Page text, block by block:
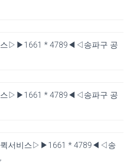
스▷▶1661 * 4789◀◁송파구 공
스▷▶1661 * 4789◀◁송파구 공
퀵서비스▷▶1661 * 4789◀◁송